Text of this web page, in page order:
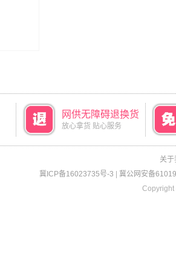
网供无障碍退换货
放心拿货 贴心服务
关于
冀ICP备16023735号-3
冀公网安备